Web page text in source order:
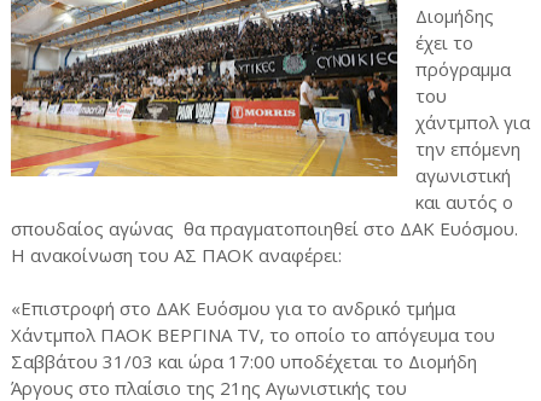
Διομήδης
έχει το
πρόγραμμα
του
χάντμπολ για
την επόμενη
αγωνιστική
και αυτός ο
σπουδαίος αγώνας θα πραγματοποιηθεί στο ΔΑΚ Ευόσμου.
Η ανακοίνωση του ΑΣ ΠΑΟΚ αναφέρει:
«Επιστροφή στο ΔΑΚ Ευόσμου για το ανδρικό τμήμα
Χάντμπολ ΠΑΟΚ BEΡΓΙΝΑ TV, το οποίο το απόγευμα του
Σαββάτου 31/03 και ώρα 17:00 υποδέχεται το Διομήδη
Άργους στο πλαίσιο της 21ης Αγωνιστικής του